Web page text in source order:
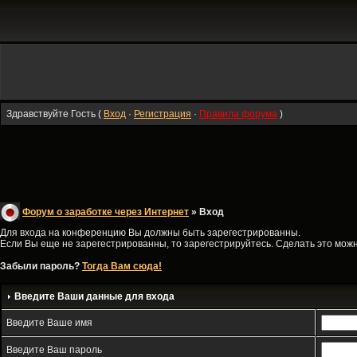
Здравствуйте Гость ( Вход · Регистрация · Правила форума )
Форум о заработке через Интернет » Вход
Для входа на конференцию Вы должны быть зарегестрированны.
Если Вы еще не зарегестрированны, то зарегестрируйтесь. Сделать это
Забыли пароль? Тогда Вам сюда!
Введите Ваши данные для входа
Введите Ваше имя
Введите Ваш пароль